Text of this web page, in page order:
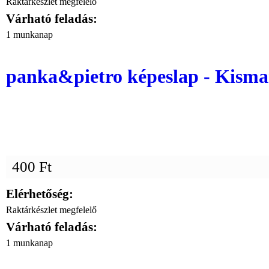
Várható feladás:
1 munkanap
panka&pietro képeslap -
400 Ft
Elérhetőség:
Raktárkészlet megfelelő
Várható feladás:
1 munkanap